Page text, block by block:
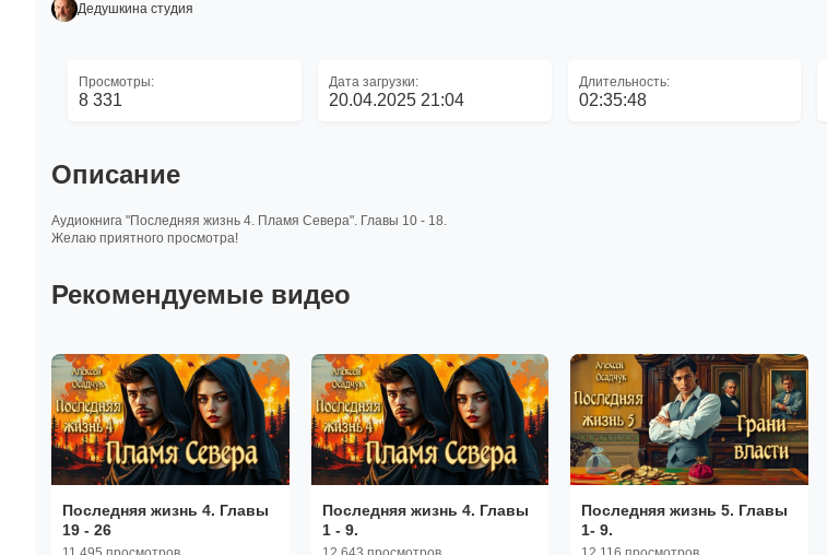
Дедушкина студия
Просмотры:
8 331
Дата загрузки:
20.04.2025 21:04
Длительность:
02:35:48
Описание
Аудиокнига "Последняя жизнь 4. Пламя Севера". Главы 10 - 18.
Желаю приятного просмотра!
Рекомендуемые видео
Последняя жизнь 4. Главы
19 - 26
Последняя жизнь 4. Главы
1 - 9.
Последняя жизнь 5. Главы
1- 9.